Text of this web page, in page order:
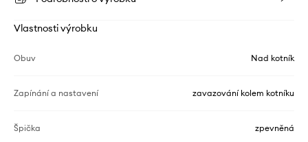
Vlastnosti výrobku
Obuv Nad kotník
Zapínání a nastavení zavazování kolem kotníku
Špička zpevněná